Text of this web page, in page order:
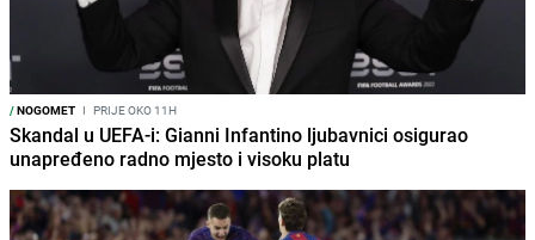
/NOGOMET I PRIJE OKO 11H
Skandal u UEFA-i: Gianni Infantino ljubavnici osigurao
unapređeno radno mjesto i visoku platu